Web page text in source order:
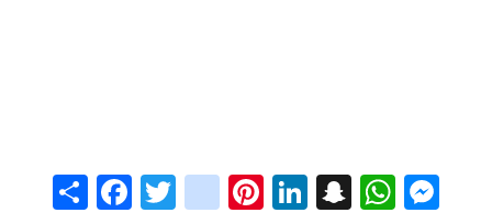
ShareFacebook
Twitter
instagram
Pinterest
LinkedIn
Snapchat